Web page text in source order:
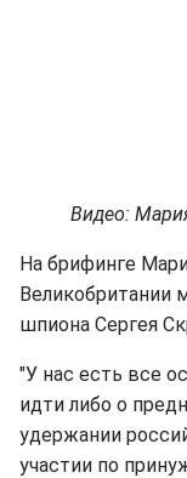
Видео:
На брифинге
Великобритании
шпиона Сергея
"У нас есть все
идти либо о
удержании
участии по